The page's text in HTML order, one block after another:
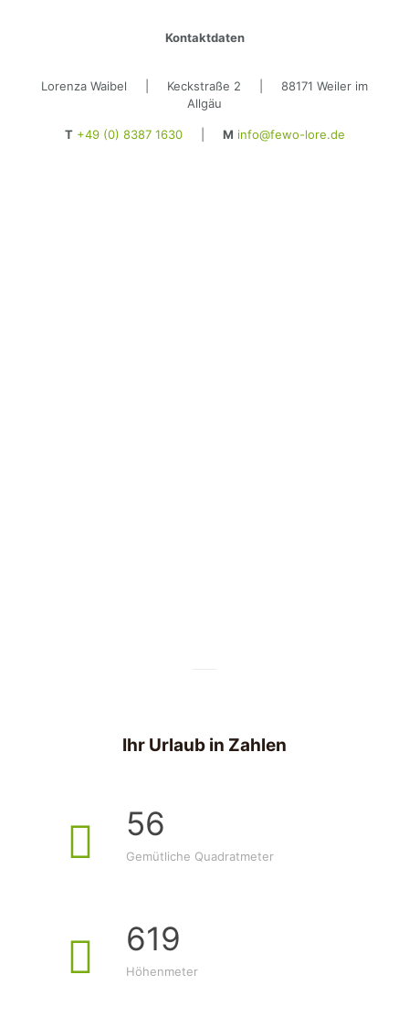
Kontaktdaten
Lorenza Waibel | Keckstraße 2 | 88171 Weiler im
Allgäu
T +49 (0) 8387 1630| M info@fewo-lore.de
Ihr Urlaub in Zahlen
56
Gemütliche Quadratmeter
619
Höhenmeter